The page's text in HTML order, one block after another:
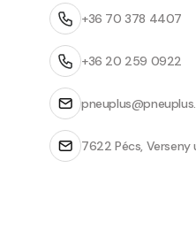
+36 70 378 4407
+36 20 259 0922
7622 Pécs, Verseny